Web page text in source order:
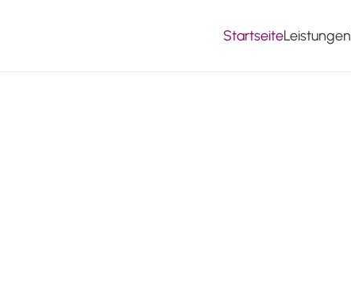
StartseiteLeistungen